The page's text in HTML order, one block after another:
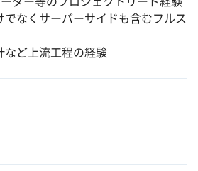
でなくサーバーサイドも含むフルス
など上流工程の経験